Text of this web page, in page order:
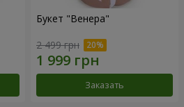
Букет "Венера"
2 499 грн
Заказать